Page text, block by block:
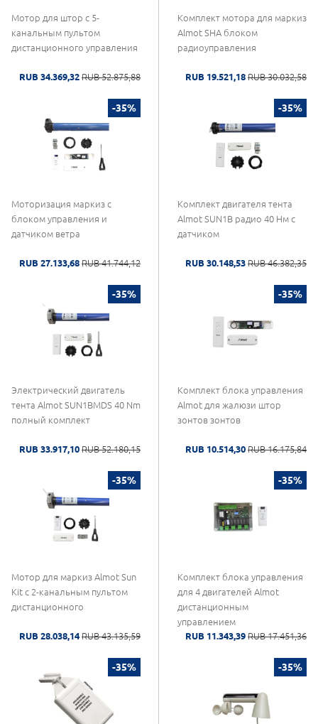
Мотор для штор с 5-
канальным пультом
дистанционного управления
RUB 34.369,32 RUB 52.875,88
Комплект мотора для маркиз
Almot SHA блоком
радиоуправления
RUB 19.521,18 RUB 30.032,58
-35%
Моторизация маркиз с
блоком управления и
датчиком ветра
RUB 27.133,68 RUB 41.744,12
-35%
Комплект двигателя тента
Almot SUN1B радио 40 Нм с
датчиком
RUB 30.148,53 RUB 46.382,35
-35%
Электрический двигатель
тента Almot SUN1BMDS 40 Nm
полный комплект
RUB 33.917,10 RUB 52.180,15
-35%
Комплект блока управления
Almot для жалюзи штор
зонтов зонтов
RUB 10.514,30 RUB 16.175,84
-35%
Мотор для маркиз Almot Sun
Kit с 2-канальным пультом
дистанционного
RUB 28.038,14 RUB 43.135,59
-35%
Комплект блока управления
для 4 двигателей Almot
дистанционным
управлением
RUB 11.343,39 RUB 17.451,36
-35% -35%